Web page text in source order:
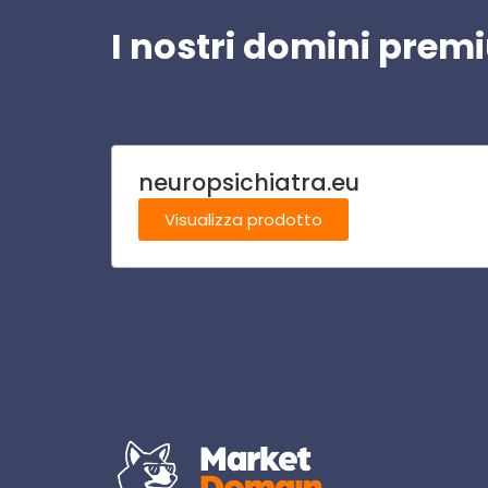
I nostri domini
neuropsichiatra.eu
Visualizza prodotto